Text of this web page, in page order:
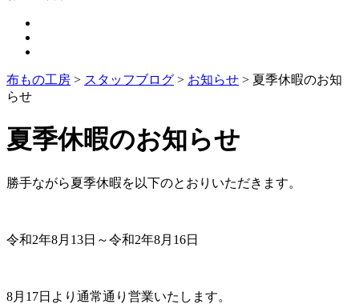
布もの工房 > スタッフブログ > お知らせ > 夏季休暇のお知
らせ
夏季休暇のお知らせ
勝手ながら夏季休暇を以下のとおりいただきます。
令和2年8月13日～令和2年8月16日
8月17日より通常通り営業いたします。